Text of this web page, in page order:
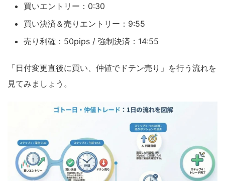
買いエントリー：0:30
買い決済＆売りエントリー：9:55
売り利確：50pips / 強制決済：14:55
「日付変更直後に買い、仲値でドテン売り」を行う流れを
見てみましょう。